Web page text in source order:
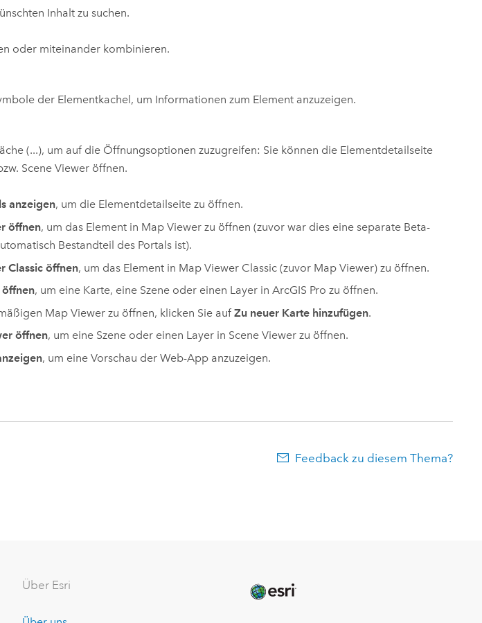
Inhalt zu suchen.
oder miteinander kombinieren.
der Elementkachel, um Informationen zum Element anzuzeigen.
(...), um auf die Öffnungsoptionen zuzugreifen: Sie können die Elementdetailseite
Scene Viewer öffnen.
anzeigen, um die Elementdetailseite zu öffnen.
öffnen, um das Element in Map Viewerzu öffnen (zuvor war dies eine separate Beta-
Bestandteil des Portals ist).
Classic öffnen, um das Element in Map Viewer Classic(zuvor Map Viewer) zu öffnen.
öffnen, um eine Karte, eine Szene oder einen Layer in ArcGIS Pro zu öffnen.
Map Viewer zu öffnen, klicken Sie auf Zu neuer Karte hinzufügen.
öffnen, um eine Szene oder einen Layer in Scene Viewerzu öffnen.
, um eine Vorschau der Web-App anzuzeigen.
Feedback zu diesem Thema?
Über Esri